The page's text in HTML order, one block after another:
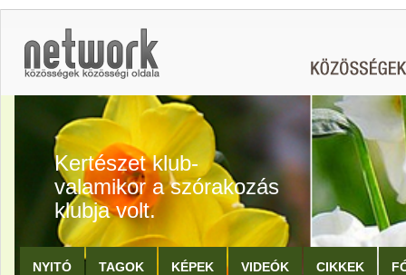
Kertészet klub-
valamikor a szórakozás
klubja volt.
NYITÓ TAGOK KÉPEK VIDEÓK CIKKEK